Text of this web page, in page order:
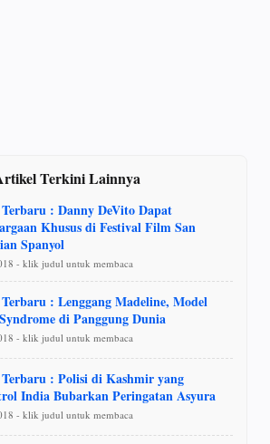
Terkini Lainnya
: Danny DeVito Dapat
Khusus di Festival Film San
Spanyol
- klik judul untuk membaca
: Lenggang Madeline, Model
di Panggung Dunia
- klik judul untuk membaca
: Polisi di Kashmir yang
India Bubarkan Peringatan Asyura
- klik judul untuk membaca